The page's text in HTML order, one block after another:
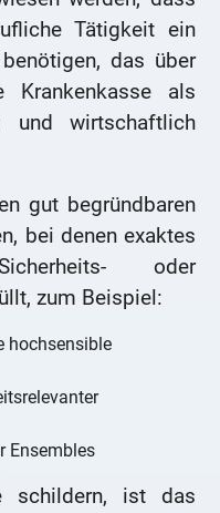
Tätigkeit ein
das über
Krankenkasse als
und wirtschaftlich
gut begründbaren
bei denen exaktes
oder
zum Beispiel:
hochsensible
Ensembles
schildern, ist das